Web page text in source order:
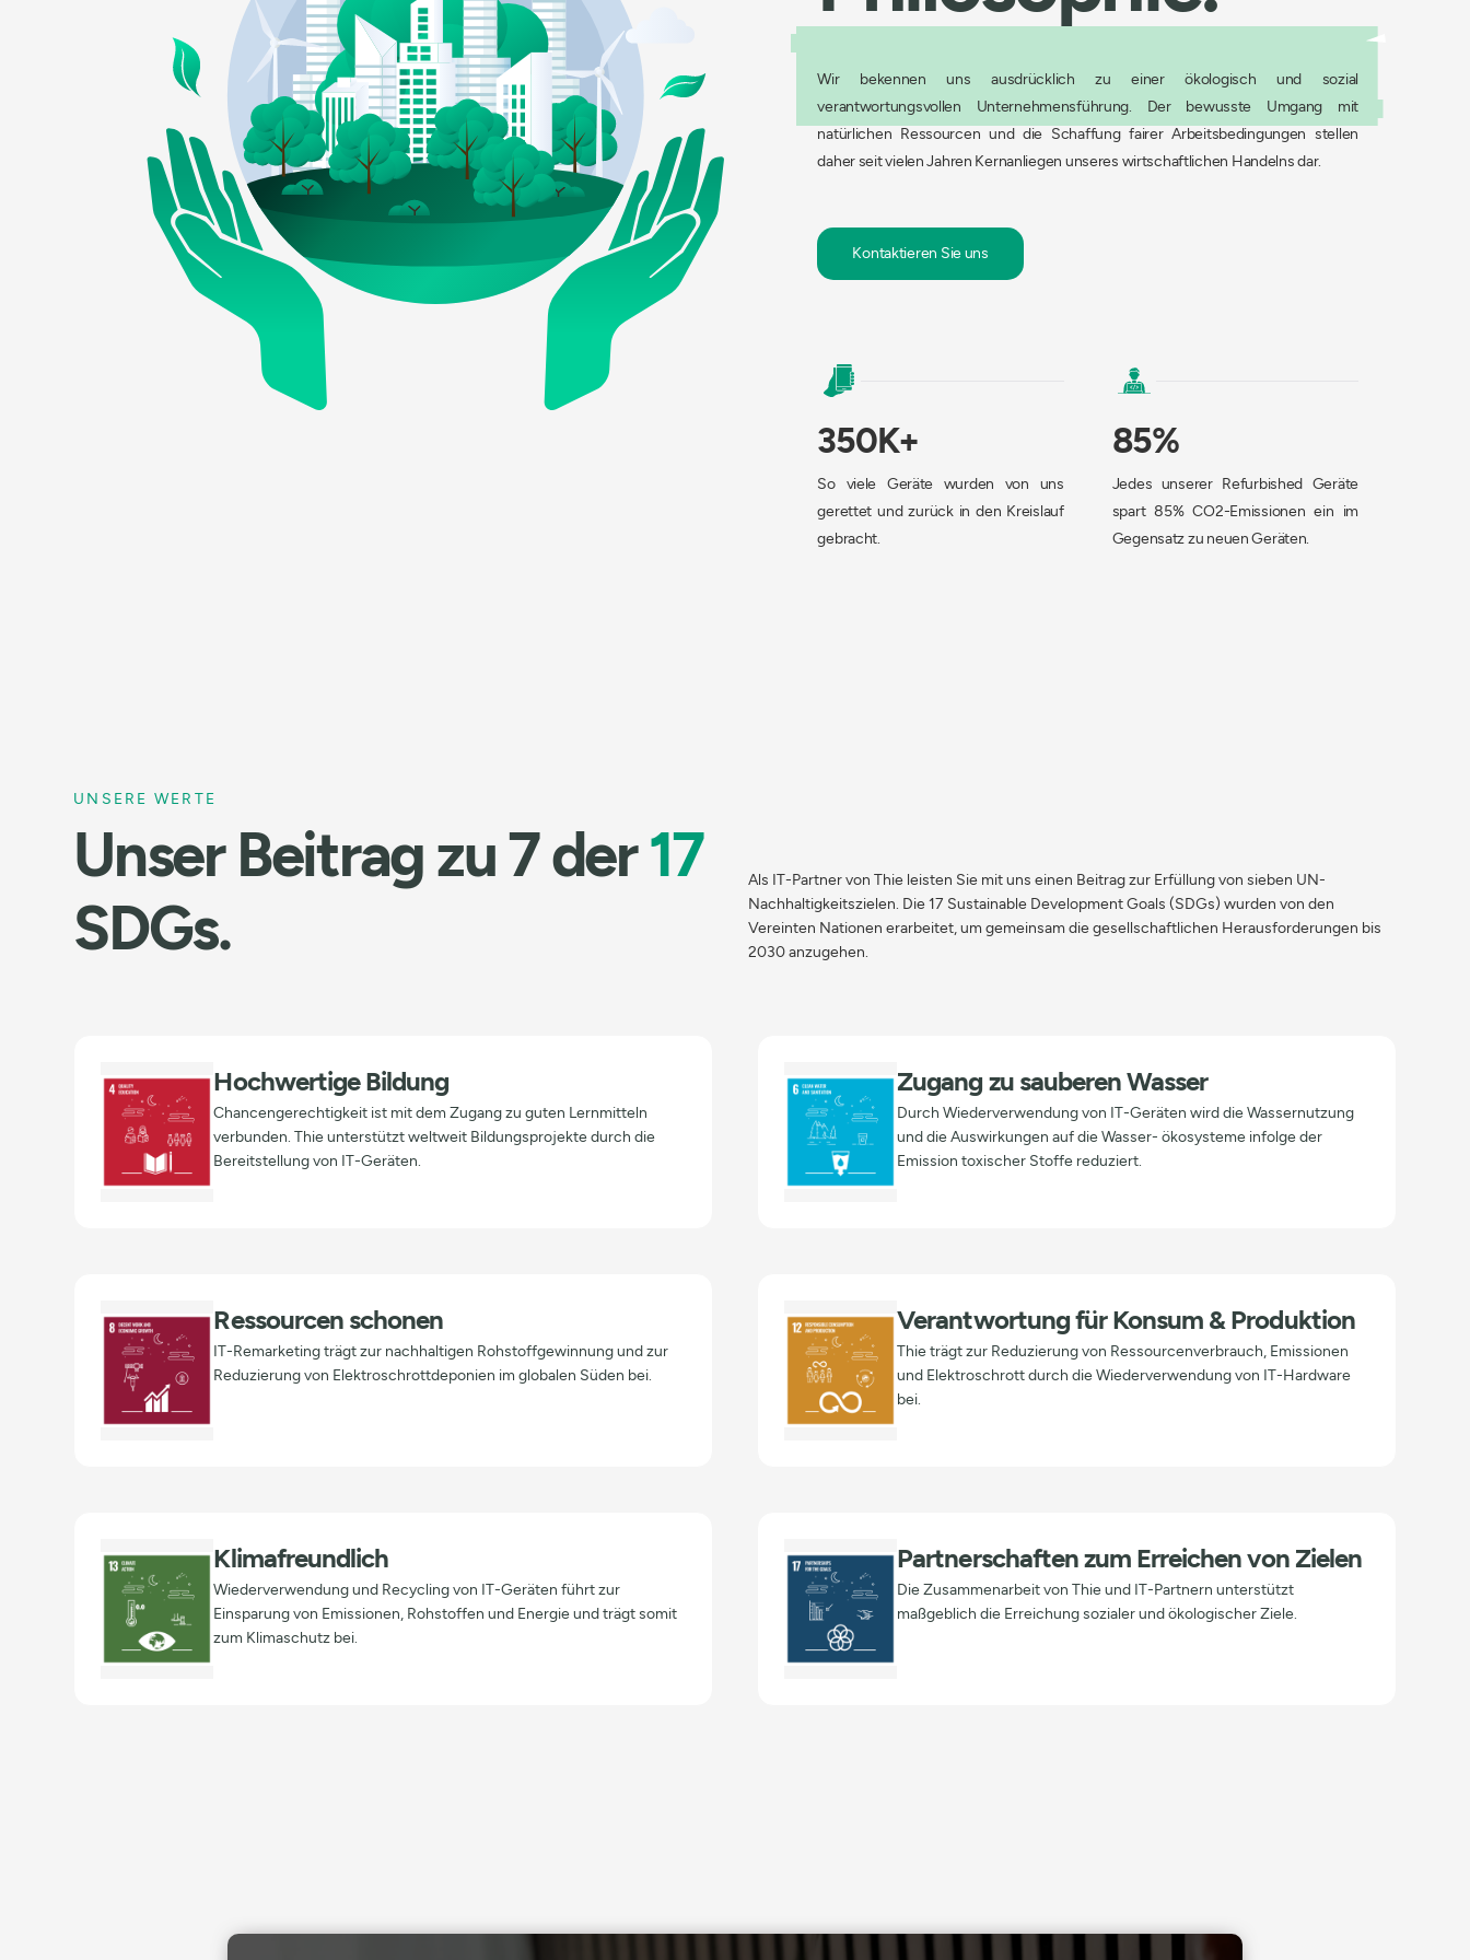
Wir bekennen uns ausdrücklich zu einer ökologisch und sozial
verantwortungsvollen Unternehmensführung. Der bewusste Umgang mit
natürlichen Ressourcen und die Schaffung fairer Arbeitsbedingungen stellen
daher seit vielen Jahren Kernanliegen unseres wirtschaftlichen Handelns dar.
Kontaktieren Sie uns
350K+
So viele Geräte wurden von uns
gerettet und zurück in den Kreislauf
gebracht.
85%
Jedes unserer Refurbished Geräte
spart 85% CO2-Emissionen ein im
Gegensatz zu neuen Geräten.
UNSERE WERTE
Unser Beitrag zu 7 der17
SDGs.
Als IT-Partner von Thie leisten Sie mit uns einen Beitrag zur Erfüllung von sieben UN-
Nachhaltigkeitszielen. Die 17 Sustainable Development Goals (SDGs) wurden von den
Vereinten Nationen erarbeitet, um gemeinsam die gesellschaftlichen Herausforderungen bis
2030 anzugehen.
Hochwertige Bildung
Chancengerechtigkeit ist mit dem Zugang zu guten Lernmitteln
verbunden. Thie unterstützt weltweit Bildungsprojekte durch die
Bereitstellung von IT-Geräten.
Zugang zu sauberen Wasser
Durch Wiederverwendung von IT-Geräten wird die Wassernutzung
und die Auswirkungen auf die Wasser- ökosysteme infolge der
Emission toxischer Stoffe reduziert.
Ressourcen schonen
IT-Remarketing trägt zur nachhaltigen Rohstoffgewinnung und zur
Reduzierung von Elektroschrottdeponien im globalen Süden bei.
Verantwortung für Konsum & Produktion
Thie trägt zur Reduzierung von Ressourcenverbrauch, Emissionen
und Elektroschrott durch die Wiederverwendung von IT-Hardware
bei.
Klimafreundlich
Wiederverwendung und Recycling von IT-Geräten führt zur
Einsparung von Emissionen, Rohstoffen und Energie und trägt somit
zum Klimaschutz bei.
Partnerschaften zum Erreichen von Zielen
Die Zusammenarbeit von Thie und IT-Partnern unterstützt
maßgeblich die Erreichung sozialer und ökologischer Ziele.